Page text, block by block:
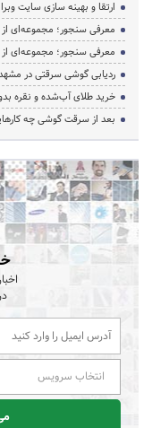
ارتقا و بهینه سازی سایت
معرفی سنجور؛ مجموعه‌ای
معرفی سنجور؛ مجموعه‌ای
ردیابی گوشی سرقتی در
خرید طلای آب‌شده و نقره
بعد از سرقت گوشی چه
انتخاب سرویس